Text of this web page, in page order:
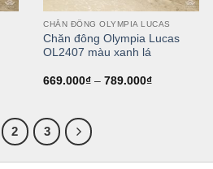
CHĂN ĐÔNG OLYMPIA LUCAS
Chăn đông Olympia Lucas
OL2407 màu xanh lá
669.000₫ – 789.000₫
2 3